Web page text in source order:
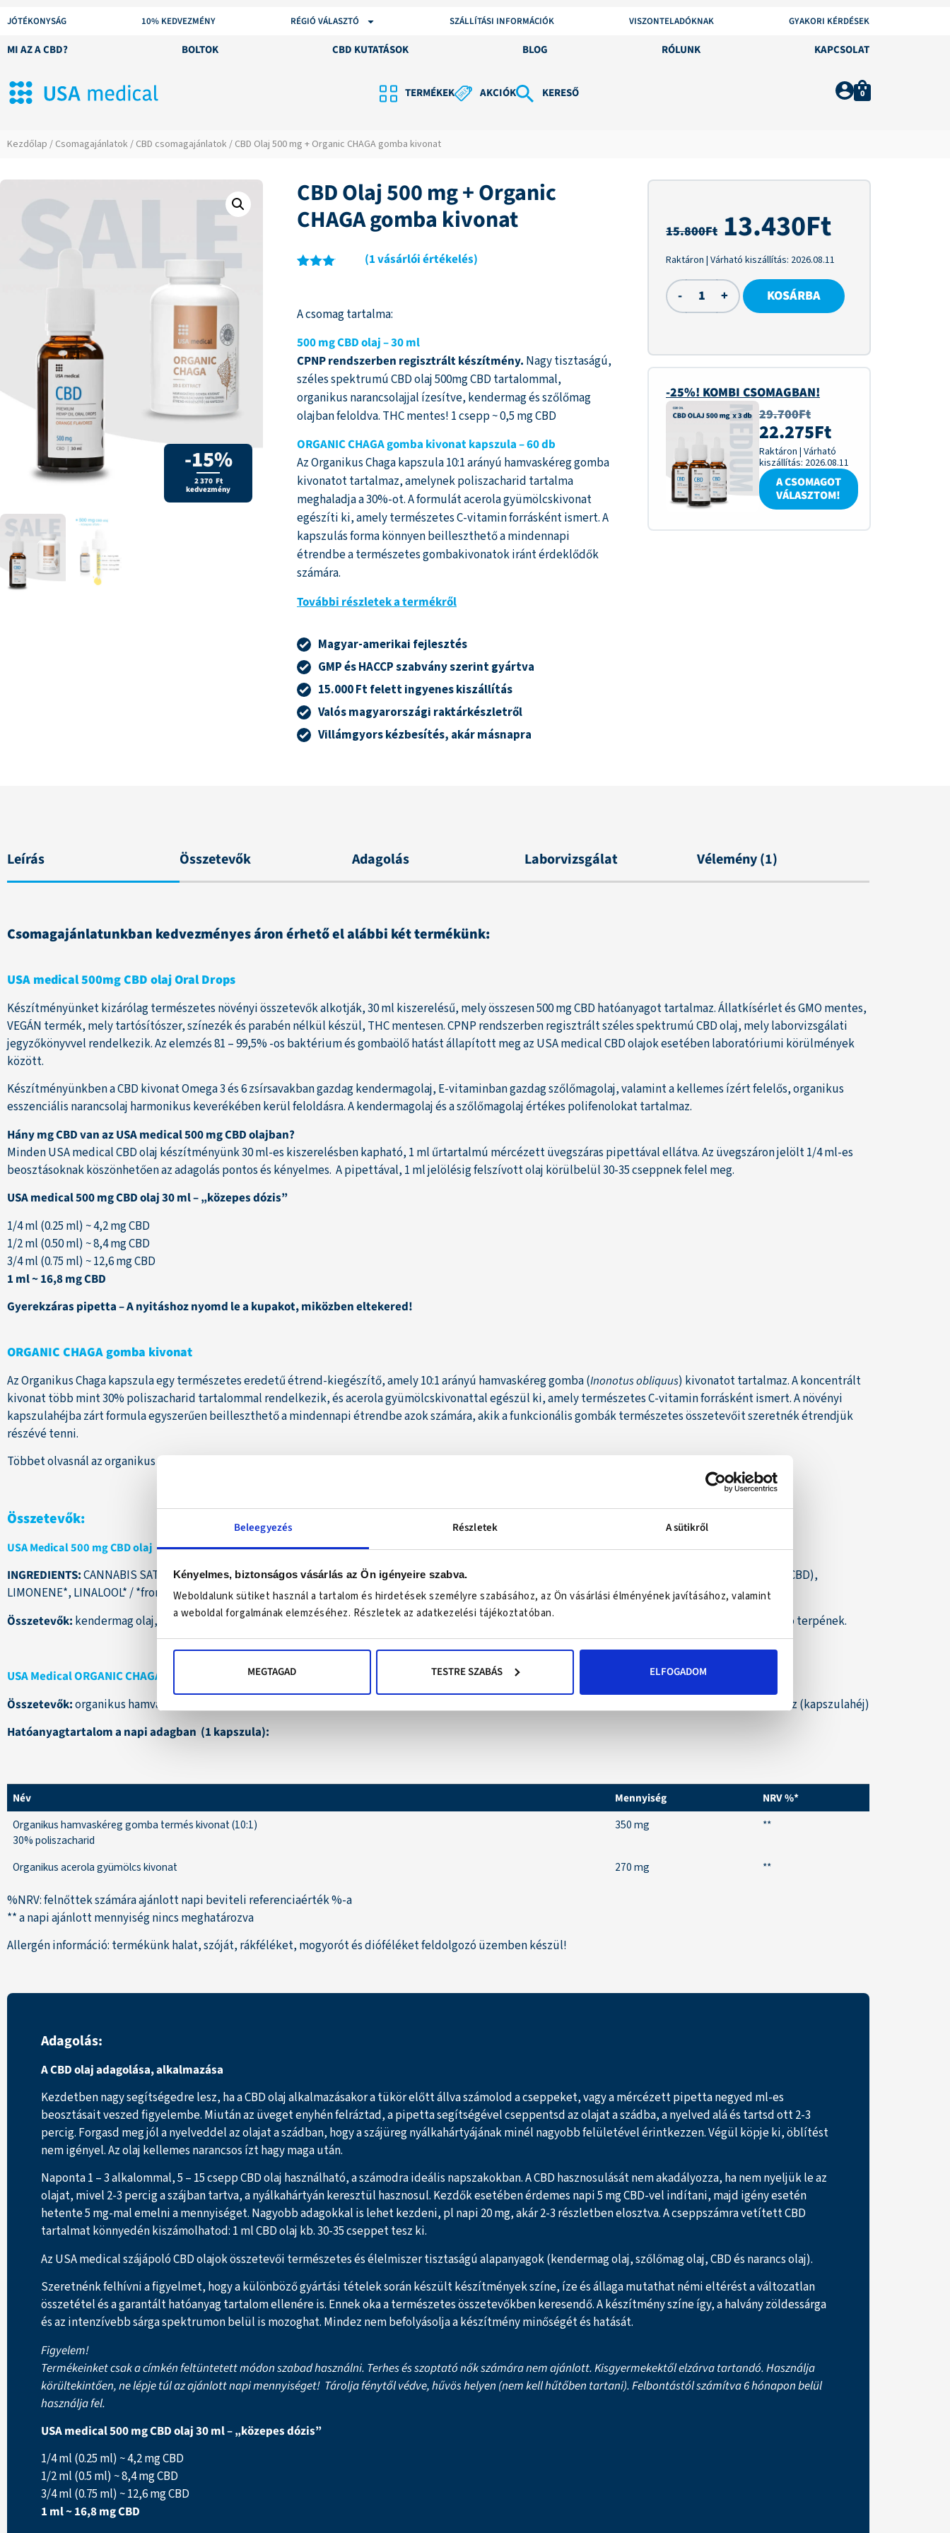
Beleegyezés Részletek A sütikről
Kényelmes, biztonságos vásárlás az Ön igényeire szabva.
Weboldalunk sütiket használ a tartalom és hirdetések személyre szabásához, az Ön vásárlási élményének javításához, valamint
a weboldal forgalmának elemzéséhez. Részletek az adatkezelési tájékoztatóban.
MEGTAGAD TESTRE SZABÁS ELFOGADOM
JÓTÉKONYSÁG 10% KEDVEZMÉNY RÉGIÓ VÁLASZTÓ SZÁLLÍTÁSI INFORMÁCIÓK VISZONTELADÓKNAK GYAKORI KÉRDÉSEK
MI AZ A CBD? BOLTOK CBD KUTATÁSOK BLOG RÓLUNK KAPCSOLAT
TERMÉKEK AKCIÓK KERESŐ 0
Kezdőlap / Csomagajánlatok/ CBD csomagajánlatok/ CBD Olaj 500 mg + Organic CHAGA gomba kivonat
-15%
2 370 Ft
kedvezmény
CBD Olaj 500 mg + Organic
CHAGA gomba kivonat
ből,
alapján
(1vásárlói értékelés)
A csomag tartalma:
500 mg CBD olaj – 30 ml
CPNP rendszerben regisztrált készítmény. Nagy tisztaságú,
széles spektrumú CBD olaj 500mg CBD tartalommal,
organikus narancsolajjal ízesítve, kendermag és szőlőmag
olajban feloldva. THC mentes! 1 csepp ~ 0,5 mg CBD
ORGANIC CHAGA gomba kivonat kapszula – 60 db
Az Organikus Chaga kapszula 10:1 arányú hamvaskéreg gomba
kivonatot tartalmaz, amelynek poliszacharid tartalma
meghaladja a 30%-ot. A formulát acerola gyümölcskivonat
egészíti ki, amely természetes C-vitamin forrásként ismert. A
kapszulás forma könnyen beilleszthető a mindennapi
étrendbe a természetes gombakivonatok iránt érdeklődők
számára.
További részletek a termékről
Magyar-amerikai fejlesztés
GMP és HACCP szabvány szerint gyártva
15.000 Ft felett ingyenes kiszállítás
Valós magyarországi raktárkészletről
Villámgyors kézbesítés, akár másnapra
15.800Ft 13.430Ft
Raktáron | Várható kiszállítás: 2026.08.11
- + KOSÁRBA
-25%! KOMBI CSOMAGBAN!
29.700Ft
22.275Ft
Raktáron | Várható
kiszállítás: 2026.08.11
A CSOMAGOT
VÁLASZTOM!
Leírás Összetevők Adagolás Laborvizsgálat Vélemény (1)
Csomagajánlatunkban kedvezményes áron érhető el alábbi két termékünk:
USA medical 500mg CBD olaj Oral Drops
Készítményünket kizárólag természetes növényi összetevők alkotják, 30 ml kiszerelésű, mely összesen 500 mg CBD hatóanyagot tartalmaz. Állatkísérlet és GMO mentes,
VEGÁN termék, mely tartósítószer, színezék és parabén nélkül készül, THC mentesen. CPNP rendszerben regisztrált széles spektrumú CBD olaj, mely laborvizsgálati
jegyzőkönyvvel rendelkezik. Az elemzés 81 – 99,5% -os baktérium és gombaölő hatást állapított meg az USA medical CBD olajok esetében laboratóriumi körülmények
között.
Készítményünkben a CBD kivonat Omega 3 és 6 zsírsavakban gazdag kendermagolaj, E-vitaminban gazdag szőlőmagolaj, valamint a kellemes ízért felelős, organikus
esszenciális narancsolaj harmonikus keverékében kerül feloldásra. A kendermagolaj és a szőlőmagolaj értékes polifenolokat tartalmaz.
Hány mg CBD van az USA medical 500 mg CBD olajban?
Minden USA medical CBD olaj készítményünk 30 ml-es kiszerelésben kapható, 1 ml űrtartalmú mércézett üvegszáras pipettával ellátva. Az üvegszáron jelölt 1/4 ml-es
beosztásoknak köszönhetően az adagolás pontos és kényelmes. A pipettával, 1 ml jelölésig felszívott olaj körülbelül 30-35 cseppnek felel meg.
USA medical 500 mg CBD olaj 30 ml – „közepes dózis”
1/4 ml (0.25 ml) ~ 4,2 mg CBD
1/2 ml (0.50 ml) ~ 8,4 mg CBD
3/4 ml (0.75 ml) ~ 12,6 mg CBD
1 ml ~ 16,8 mg CBD
Gyerekzáras pipetta – A nyitáshoz nyomd le a kupakot, miközben eltekered!
ORGANIC CHAGA gomba kivonat
Az Organikus Chaga kapszula egy természetes eredetű étrend-kiegészítő, amely 10:1 arányú hamvaskéreg gomba (Inonotus obliquus) kivonatot tartalmaz. A koncentrált
kivonat több mint 30% poliszacharid tartalommal rendelkezik, és acerola gyümölcskivonattal egészül ki, amely természetes C-vitamin forrásként ismert. A növényi
kapszulahéjba zárt formula egyszerűen beilleszthető a mindennapi étrendbe azok számára, akik a funkcionális gombák természetes összetevőit szeretnék étrendjük
részévé tenni.
Többet olvasnál az organikus CHAGA gombáról?
Összetevők:
USA Medical 500 mg CBD olaj
INGREDIENTS:CANNABIS SATIVA (HEMP) SEED OIL, VITIS VINIFERA (GRAPE) SEED OIL, CITRUS SINENSIS PEEL (ORANGE) OIL EXPRESSED, CANNABIDIOL (CBD),
LIMONENE*, LINALOOL* / *from natural organic essential oil
Összetevők: kendermag olaj, szőlőmag olaj, narancsolaj, cannabidiol (CBD), limonene* és linalool* / *természetes, organikus esszenciális olajból származó terpének.
USA Medical ORGANIC CHAGA gomba kivonat kapszula
Összetevők:organikus hamvaskéreggomba (Inonotus obliquus) termés kivonat, acerola (Malpighia Emarginata) gyümölcs kivonat, HPMC növényi cellulóz (kapszulahéj)
Hatóanyagtartalom a napi adagban (1 kapszula):
Név Mennyiség
NRV %*
Organikus hamvaskéreg gomba termés kivonat (10:1)
30% poliszacharid
350 mg **
Organikus acerola gyümölcs kivonat 270 mg **
%NRV: felnőttek számára ajánlott napi beviteli referenciaérték %-a
** a napi ajánlott mennyiség nincs meghatározva
Allergén információ: termékünk halat, szóját, rákféléket, mogyorót és dióféléket feldolgozó üzemben készül!
Adagolás:
A CBD olaj adagolása, alkalmazása
Kezdetben nagy segítségedre lesz, ha a CBD olaj alkalmazásakor a tükör előtt állva számolod a cseppeket, vagy a mércézett pipetta negyed ml-es
beosztásait veszed figyelembe. Miután az üveget enyhén felráztad, a pipetta segítségével cseppentsd az olajat a szádba, a nyelved alá és tartsd ott 2-3
percig. Forgasd meg jól a nyelveddel az olajat a szádban, hogy a szájüreg nyálkahártyájának minél nagyobb felületével érintkezzen. Végül köpje ki, öblítést
nem igényel. Az olaj kellemes narancsos ízt hagy maga után.
Naponta 1 – 3 alkalommal, 5 – 15 csepp CBD olaj használható, a számodra ideális napszakokban. A CBD hasznosulását nem akadályozza, ha nem nyeljük le az
olajat, mivel 2-3 percig a szájban tartva, a nyálkahártyán keresztül hasznosul. Kezdők esetében érdemes napi 5 mg CBD-vel indítani, majd igény esetén
hetente 5 mg-mal emelni a mennyiséget. Nagyobb adagokkal is lehet kezdeni, pl napi 20 mg, akár 2-3 részletben elosztva. A cseppszámra vetített CBD
tartalmat könnyedén kiszámolhatod: 1 ml CBD olaj kb. 30-35 cseppet tesz ki.
Az USA medical szájápoló CBD olajok összetevői természetes és élelmiszer tisztaságú alapanyagok (kendermag olaj, szőlőmag olaj, CBD és narancs olaj).
Szeretnénk felhívni a figyelmet, hogy a különböző gyártási tételek során készült készítmények színe, íze és állaga mutathat némi eltérést a változatlan
összetétel és a garantált hatóanyag tartalom ellenére is. Ennek oka a természetes összetevőkben keresendő. A készítmény színe így, a halvány zöldessárga
és az intenzívebb sárga spektrumon belül is mozoghat. Mindez nem befolyásolja a készítmény minőségét és hatását.
Figyelem!
Termékeinket csak a címkén feltüntetett módon szabad használni. Terhes és szoptató nők számára nem ajánlott. Kisgyermekektől elzárva tartandó. Használja
körültekintően, ne lépje túl az ajánlott napi mennyiséget! Tárolja fénytől védve, hűvös helyen (nem kell hűtőben tartani). Felbontástól számítva 6 hónapon belül
használja fel.
USA medical 500 mg CBD olaj 30 ml – „közepes dózis”
1/4 ml (0.25 ml) ~ 4,2 mg CBD
1/2 ml (0.5 ml) ~ 8,4 mg CBD
3/4 ml (0.75 ml) ~ 12,6 mg CBD
1 ml ~ 16,8 mg CBD